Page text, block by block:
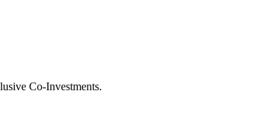
Co-Investments.